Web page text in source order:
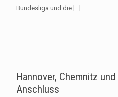
Bundesliga und die […]
Hannover, Chemnitz
Anschluss